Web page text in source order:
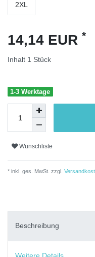
2XL
14,14 EUR *
Inhalt 1 Stück
1-3 Werktage
Wunschliste
* inkl. ges. MwSt. zzgl.
Beschreibung
Weitere Details